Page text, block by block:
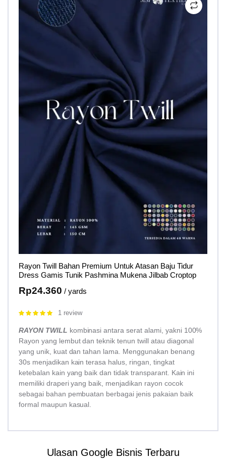
Rayon Twill Bahan Premium Untuk Atasan Baju Tidur
Dress Gamis Tunik Pashmina Mukena Jilbab Croptop
Rp24.360 / yards
Rated
1 review
RAYON TWILL kombinasi antara serat alami, yakni 100%
Rayon yang lembut dan teknik tenun twill atau diagonal
yang unik, kuat dan tahan lama. Menggunakan benang
30s menjadikan kain terasa halus, ringan, tingkat
ketebalan kain yang baik dan tidak transparant. Kain ini
memiliki draperi yang baik, menjadikan rayon cocok
sebagai bahan pembuatan berbagai jenis pakaian baik
formal maupun kasual.
Ulasan Google Bisnis Terbaru